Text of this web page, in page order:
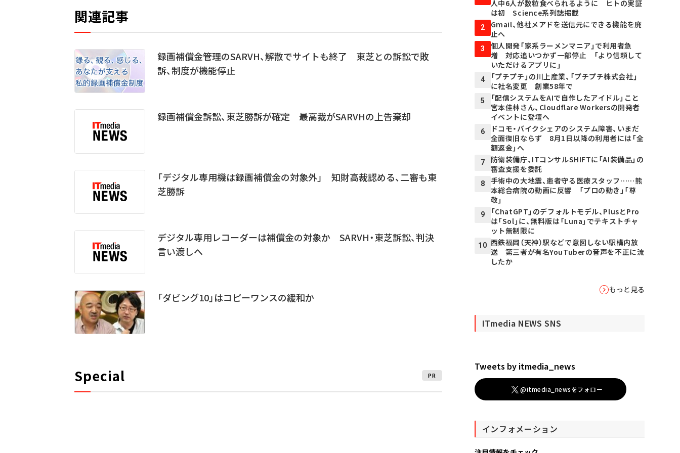
関連記事
録画補償金管理のSARVH、解散でサイトも終了 東芝との訴訟で敗
訴、制度が機能停止
録画補償金訴訟、東芝勝訴が確定 最高裁がSARVHの上告棄却
「デジタル専用機は録画補償金の対象外」 知財高裁認める、二審も東
芝勝訴
デジタル専用レコーダーは補償金の対象か SARVH・東芝訴訟、判決
言い渡しへ
「ダビング10」はコピーワンスの緩和か
Special PR
人中6人が数粒食べられるように ヒトの実証
は初 Science系列誌掲載
2
Gmail、他社メアドを送信元にできる機能を廃
止へ
3
個人開発「家系ラーメンマニア」で利用者急
増 対応追いつかず一部停止 「より信頼して
いただけるアプリに」
4
「プチプチ」の川上産業、「プチプチ株式会社」
に社名変更 創業58年で
5
「配信システムをAIで自作したアイドル」こと
宮本佳林さん、Cloudflare Workersの開発者
イベントに登壇へ
6
ドコモ・バイクシェアのシステム障害、いまだ
全面復旧ならず 8月1日以降の利用者には「全
額返金」へ
7
防衛装備庁、ITコンサルSHIFTに「AI装備品」の
審査支援を委託
8
手術中の大地震、患者守る医療スタッフ……熊
本総合病院の動画に反響 「プロの動き」「尊
敬」
9
「ChatGPT」のデフォルトモデル、PlusとPro
は「Sol」に、無料版は「Luna」でテキストチャ
ット無制限に
10 西鉄福岡（天神）駅などで意図しない駅構内放
送 第三者が有名YouTuberの音声を不正に流
したか
もっと見る
ITmedia NEWS SNS
Tweets by itmedia_news
@itmedia_newsをフォロー
インフォメーション